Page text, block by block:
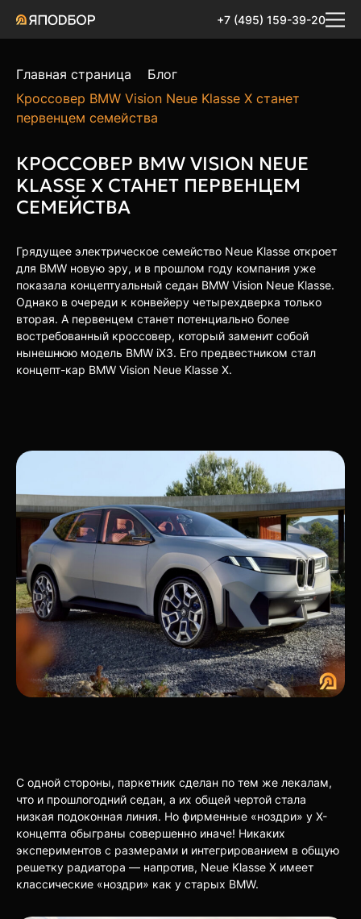
+7 (495) 159-39-20
Главная страница
Блог
Кроссовер BMW Vision Neue Klasse X станет
первенцем семейства
КРОССОВЕР BMW VISION NEUE
KLASSE X СТАНЕТ ПЕРВЕНЦЕМ
СЕМЕЙСТВА
Грядущее электрическое семейство Neue Klasse откроет
для BMW новую эру, и в прошлом году компания уже
показала концептуальный седан BMW Vision Neue Klasse.
Однако в очереди к конвейеру четырехдверка только
вторая. А первенцем станет потенциально более
востребованный кроссовер, который заменит собой
нынешнюю модель BMW iX3. Его предвестником стал
концепт-кар BMW Vision Neue Klasse X.
С одной стороны, паркетник сделан по тем же лекалам,
что и прошлогодний седан, а их общей чертой стала
низкая подоконная линия. Но фирменные «ноздри» у X-
концепта обыграны совершенно иначе! Никаких
экспериментов с размерами и интегрированием в общую
решетку радиатора — напротив, Neue Klasse X имеет
классические «ноздри» как у старых BMW.